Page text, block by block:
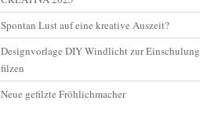
Spontan Lust auf eine kreative Auszeit?
Designvorlage DIY Windlicht zur Einschulung
filzen
Neue gefilzte Fröhlichmacher